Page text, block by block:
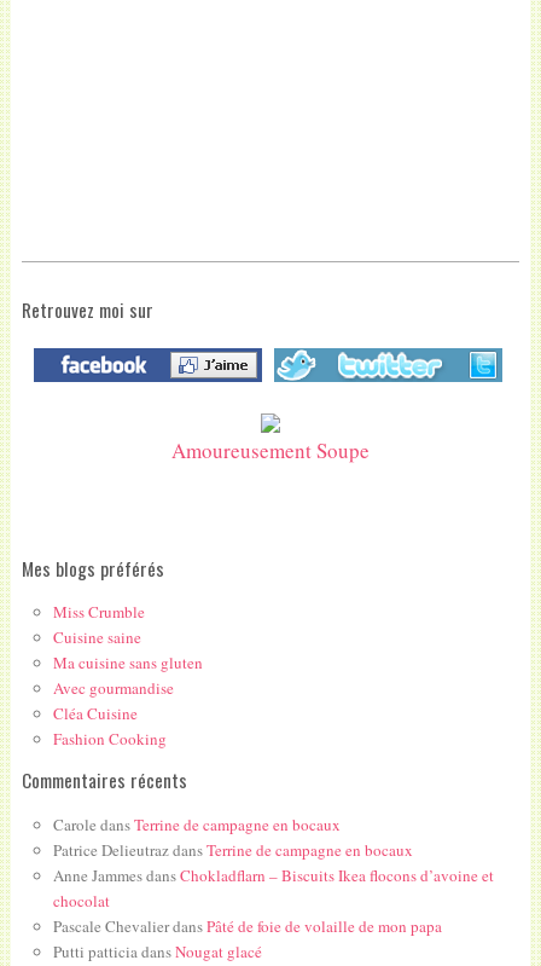
Retrouvez moi sur
Amoureusement Soupe
Mes blogs préférés
Miss Crumble
Cuisine saine
Ma cuisine sans gluten
Avec gourmandise
Cléa Cuisine
Fashion Cooking
Commentaires récents
Carole dansTerrine de campagne en bocaux
Patrice DelieutrazdansTerrine de campagne en bocaux
Anne JammesdansChokladflarn – Biscuits Ikea flocons d’avoine et
chocolat
Pascale ChevalierdansPâté de foie de volaille de mon papa
Putti patticiadansNougat glacé